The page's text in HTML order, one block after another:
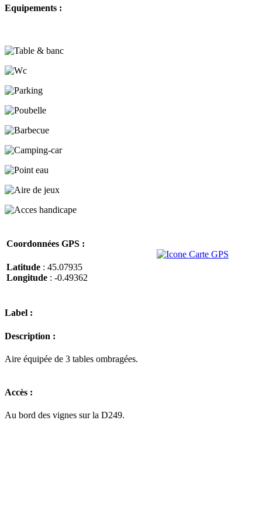
Equipements :
Coordonnées GPS :
Latitude : 45.07935
Longitude : -0.49362
Label :
Description :
Aire équipée de 3 tables ombragées.
Accès :
Au bord des vignes sur la D249.